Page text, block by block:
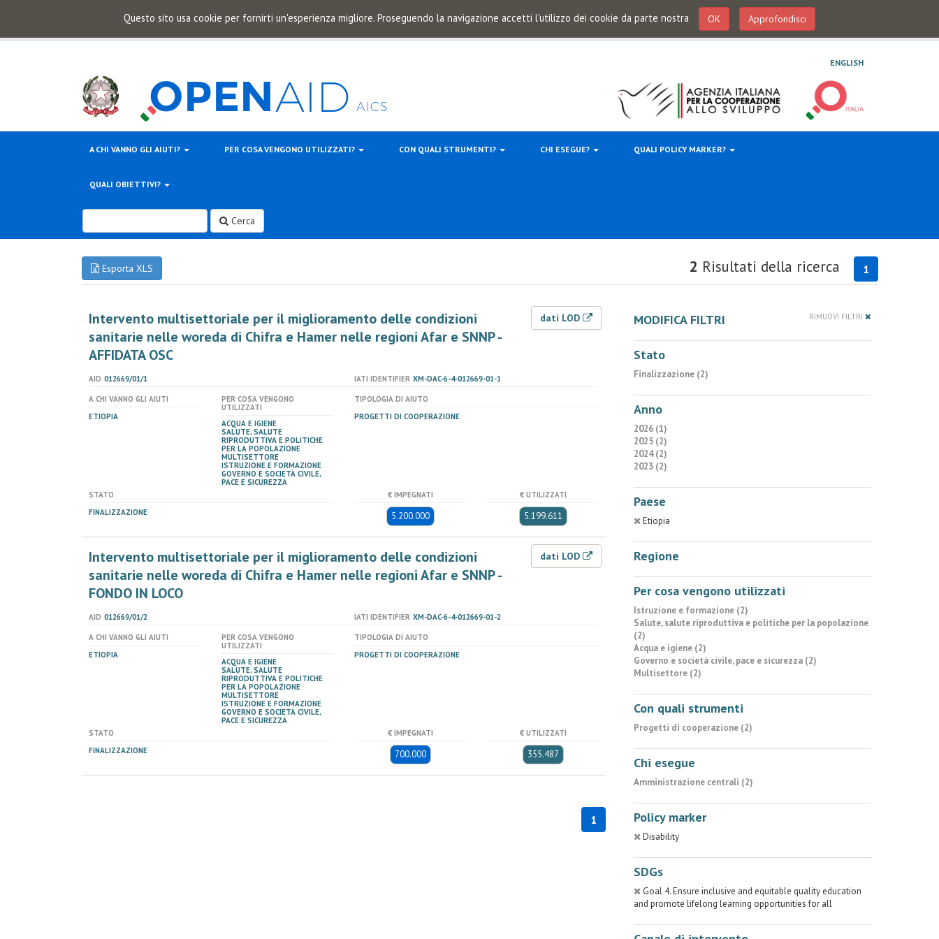
Questo sito usa cookie per fornirti un'esperienza migliore. Proseguendo la navigazione accetti l'utilizzo dei cookie da parte nostra OK Approfondisci
ENGLISH
A CHI VANNO GLI AIUTI? PER COSA VENGONO UTILIZZATI? CON QUALI STRUMENTI? CHI ESEGUE? QUALI POLICY MARKER?
QUALI OBIETTIVI?
Cerca
Esporta XLS 1
2 Risultati della ricerca
Intervento multisettoriale per il miglioramento delle condizioni
sanitarie nelle woreda di Chifra e Hamer nelle regioni Afar e SNNP -
AFFIDATA OSC
dati LOD
AID 012669/01/1 IATI IDENTIFIER XM-DAC-6-4-012669-01-1
A CHI VANNO GLI AIUTI
ETIOPIA
PER COSA VENGONO
UTILIZZATI
ACQUA E IGIENE
SALUTE, SALUTE
RIPRODUTTIVA E POLITICHE
PER LA POPOLAZIONE
MULTISETTORE
ISTRUZIONE E FORMAZIONE
GOVERNO E SOCIETÀ CIVILE,
PACE E SICUREZZA
TIPOLOGIA DI AIUTO
PROGETTI DI COOPERAZIONE
STATO
FINALIZZAZIONE
€ IMPEGNATI
5.200.000
€ UTILIZZATI
5.199.611
Intervento multisettoriale per il miglioramento delle condizioni
sanitarie nelle woreda di Chifra e Hamer nelle regioni Afar e SNNP -
FONDO IN LOCO
dati LOD
AID 012669/01/2 IATI IDENTIFIER XM-DAC-6-4-012669-01-2
A CHI VANNO GLI AIUTI
ETIOPIA
PER COSA VENGONO
UTILIZZATI
ACQUA E IGIENE
SALUTE, SALUTE
RIPRODUTTIVA E POLITICHE
PER LA POPOLAZIONE
MULTISETTORE
ISTRUZIONE E FORMAZIONE
GOVERNO E SOCIETÀ CIVILE,
PACE E SICUREZZA
TIPOLOGIA DI AIUTO
PROGETTI DI COOPERAZIONE
STATO
FINALIZZAZIONE
€ IMPEGNATI
700.000
€ UTILIZZATI
355.487
1
MODIFICA FILTRI RIMUOVI FILTRI
Stato
Finalizzazione (2)
Anno
2026 (1)
2025 (2)
2024 (2)
2023 (2)
Paese
Etiopia
Regione
Per cosa vengono utilizzati
Istruzione e formazione (2)
Salute, salute riproduttiva e politiche per la popolazione
(2)
Acqua e igiene (2)
Governo e società civile, pace e sicurezza (2)
Multisettore (2)
Con quali strumenti
Progetti di cooperazione (2)
Chi esegue
Amministrazione centrali (2)
Policy marker
Disability
SDGs
Goal 4. Ensure inclusive and equitable quality education
and promote lifelong learning opportunities for all